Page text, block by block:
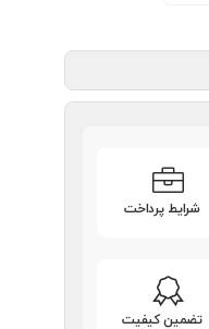
شرایط پرداخت
تضمین کیفیت